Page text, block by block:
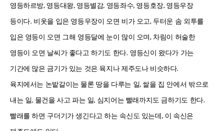
영등하르방, 영등대왕, 영등별감, 영등좌수, 영등호장, 영등우장
등이다. 비옷을 입은 영등우장이 오면 비가 오고, 두터운 솜 외투를
입은 영등이 오면 그해 영등달에 눈이 많이 오며, 차림이 허술한
영등이 오면 날씨가 좋다고 하기도 한다. 영등신이 왔다가 가는
기간에 많은 금기가 있는 것은 육지나 제주도나 비슷하다.
육지에서는 논밭갈이는 물론 땅을 다루는 일, 쌀을 집 안에서 밖으로
내는 일, 물건을 사고 파는 일, 심지어는 빨래까지도 금하기도 한다.
빨래를 하면 구더기가 생긴다고 하는 속신도 있는데, 이 속신은